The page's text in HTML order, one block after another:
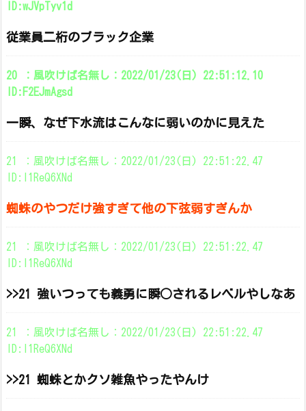
ID:wJVpTyv1d
従業員二桁のブラック企業
20 ：風吹けば名無し：2022/01/23(日) 22:51:12.10
ID:F2EJmAgsd
一瞬、なぜ下水流はこんなに弱いのかに見えた
21 ：風吹けば名無し：2022/01/23(日) 22:51:22.47
ID:I1ReQ6XNd
蜘蛛のやつだけ強すぎて他の下弦弱すぎんか
21 ：風吹けば名無し：2022/01/23(日) 22:51:22.47
ID:I1ReQ6XNd
>>21 強いつっても義勇に瞬○されるレベルやしなあ
21 ：風吹けば名無し：2022/01/23(日) 22:51:22.47
ID:I1ReQ6XNd
>>21 蜘蛛とかクソ雑魚やったやんけ